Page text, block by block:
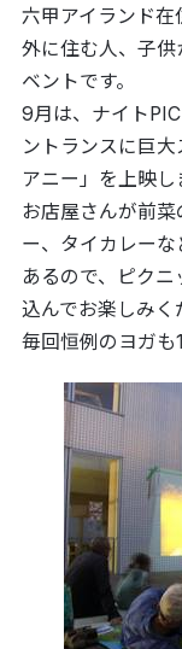
六甲アイランド在
外に住む人、子
ベントです。
9月は、ナイト
ントランスに巨
アニー」を上映
お店屋さんが前
ー、タイカレー
あるので、ピク
込んでお楽しみく
毎回恒例のヨガも